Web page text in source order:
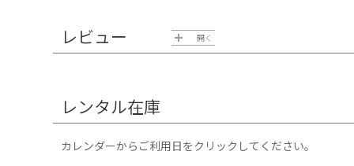
レビュー 開く
投稿日：2018/03/18
ネット予約なので、実際の素材や色など不安があ
レンタル在庫
カレンダーからご利用日をクリックしてください。